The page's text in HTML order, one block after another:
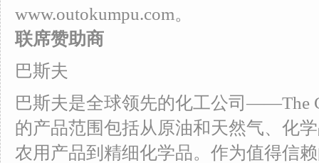
www.outokumpu.com。
联席赞助商
巴斯夫
巴斯夫是全球领先的化工公司——The
的产品范围包括从原油和天然气、化
农用产品到精细化学品。作为值得信